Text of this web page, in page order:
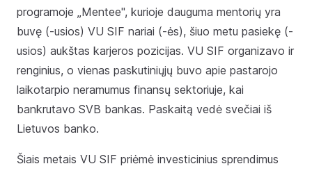
programoje „Mentee", kurioje dauguma mentorių yra
buvę (-usios) VU SIF nariai (-ės), šiuo metu pasiekę (-
usios) aukštas karjeros pozicijas. VU SIF organizavo ir
renginius, o vienas paskutiniųjų buvo apie pastarojo
laikotarpio neramumus finansų sektoriuje, kai
bankrutavo SVB bankas. Paskaitą vedė svečiai iš
Lietuvos banko.
Šiais metais VU SIF priėmė investicinius sprendimus